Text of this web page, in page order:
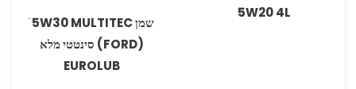
5W20 4L
שמן 5W30 MULTITEC ׁ
‏(FORD) סינטטי מלא
EUROLUB